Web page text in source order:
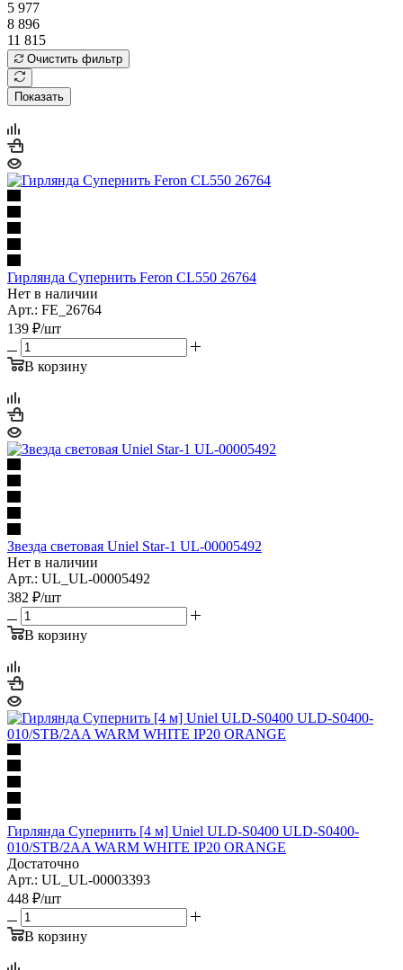
5 977
8 896
11 815
Очистить фильтр
Показать
Гирлянда Супернить Feron CL550 26764
Нет в наличии
Арт.: FE_26764
139 ₽/шт
В корзину
Звезда световая Uniel Star-1 UL-00005492
Нет в наличии
Арт.: UL_UL-00005492
382 ₽/шт
В корзину
Гирлянда Супернить [4 м] Uniel ULD-S0400 ULD-S0400-
010/STB/2AA WARM WHITE IP20 ORANGE
Достаточно
Арт.: UL_UL-00003393
448 ₽/шт
В корзину